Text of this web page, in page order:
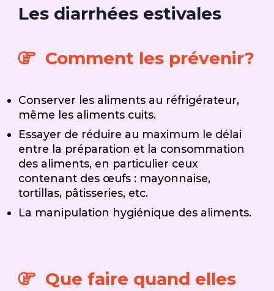
Les diarrhées estivales
Comment les prévenir?
Conserver les aliments au réfrigérateur,
même les aliments cuits.
Essayer de réduire au maximum le délai
entre la préparation et la consommation
des aliments, en particulier ceux
contenant des œufs : mayonnaise,
tortillas, pâtisseries, etc.
La manipulation hygiénique des aliments.
Que faire quand elles